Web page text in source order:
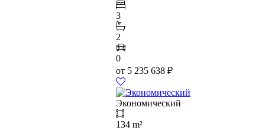
3
2
0
от 5 235 638 ₽
Экономический
134 m²